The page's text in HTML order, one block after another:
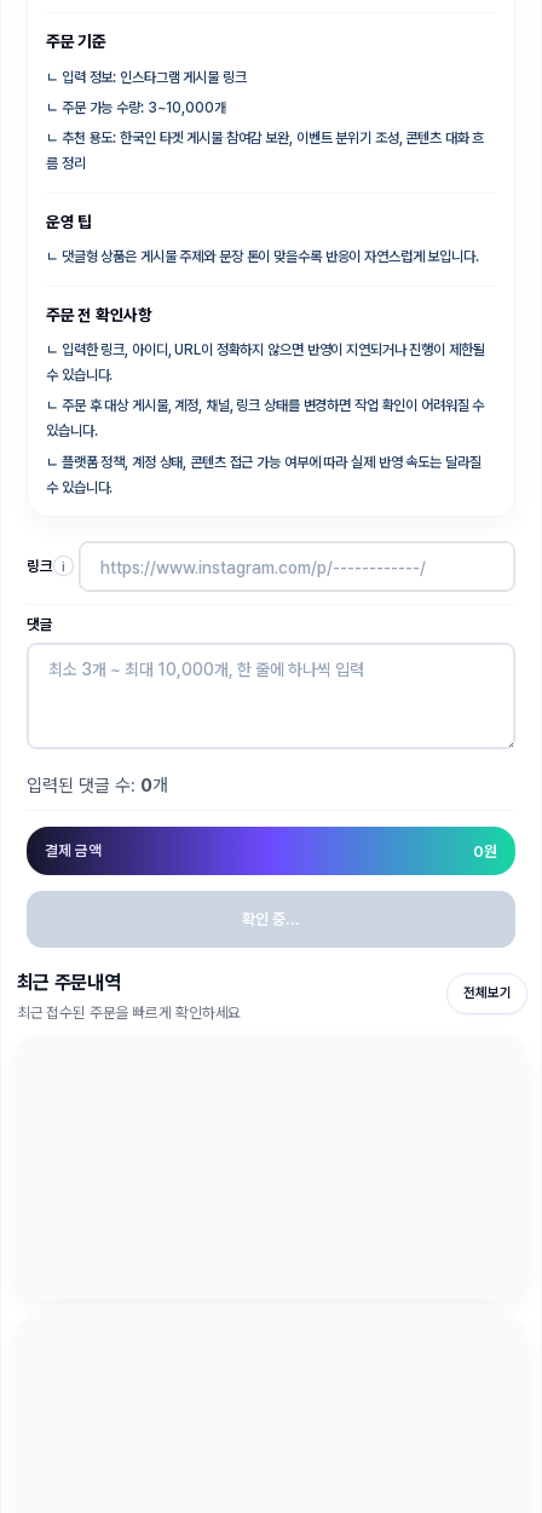
주문 기준
ㄴ 입력 정보: 인스타그램 게시물 링크
ㄴ 주문 가능 수량: 3~10,000개
ㄴ 추천 용도: 한국인 타겟 게시물 참여감 보완, 이벤트 분위기 조성, 콘텐츠 대화 흐
름 정리
운영 팁
ㄴ 댓글형 상품은 게시물 주제와 문장 톤이 맞을수록 반응이 자연스럽게 보입니다.
주문 전 확인사항
ㄴ 입력한 링크, 아이디, URL이 정확하지 않으면 반영이 지연되거나 진행이 제한될
수 있습니다.
ㄴ 주문 후 대상 게시물, 계정, 채널, 링크 상태를 변경하면 작업 확인이 어려워질 수
있습니다.
ㄴ 플랫폼 정책, 계정 상태, 콘텐츠 접근 가능 여부에 따라 실제 반영 속도는 달라질
수 있습니다.
링크 i
댓글
입력된 댓글 수: 0개
결제 금액 0원
확인 중...
최근 주문내역
최근 접수된 주문을 빠르게 확인하세요
전체보기